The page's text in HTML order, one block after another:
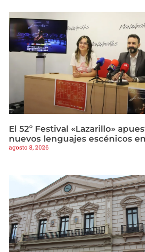
El 52º Festival «Lazarillo»
nuevos lenguajes escénicos
agosto 8, 2026